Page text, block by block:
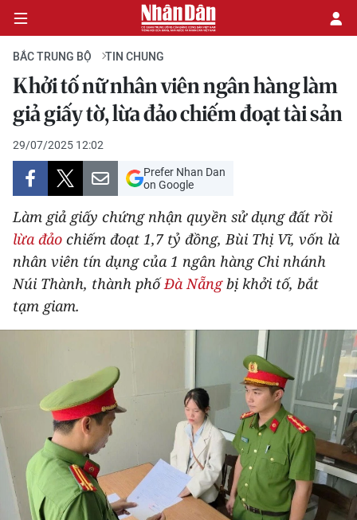
CHÍNH TRỊ
KINH TẾ
VĂN HÓA
XÃ HỘI
PHÁP LUẬT
DU LỊCH
THỂ THAO
GIÁO DỤC
Y TẾ
KHOA HỌC - CÔNG NGHỆ
BẮC TRUNG BỘ TIN CHUNG
Khởi tố nữ nhân viên ngân hàng làm
giả giấy tờ, lừa đảo chiếm đoạt tài sản
29/07/2025 12:02
Prefer Nhan Dan
on Google
Làm giả giấy chứng nhận quyền sử dụng đất rồi
lừa đảo chiếm đoạt 1,7 tỷ đồng, Bùi Thị Vĩ, vốn là
nhân viên tín dụng của 1 ngân hàng Chi nhánh
Núi Thành, thành phốĐà Nẵngbị khởi tố, bắt
tạm giam.